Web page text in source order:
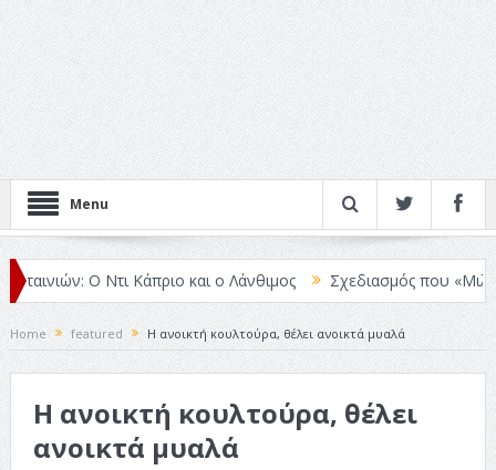
Menu
Ο Ντι Κάπριο και ο Λάνθιμος Σχεδιασμός που «Μιλάει»
Home featured Η ανοικτή κουλτούρα, θέλει ανοικτά μυαλά
Η ανοικτή κουλτούρα, θέλει
ανοικτά μυαλά